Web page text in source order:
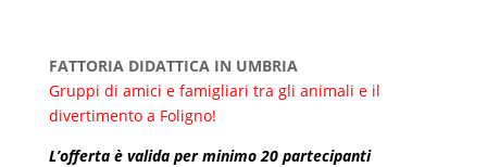
FATTORIA DIDATTICA IN UMBRIA
Gruppi di amici e famigliari tra gli animali e il
divertimento a Foligno!
L’offerta è valida per minimo 20 partecipanti